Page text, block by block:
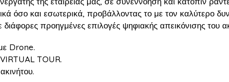
όσο και εσωτερικά, προβάλλοντας το με τον καλύτερο
προηγμένες επιλογές ψηφιακής απεικόνισης του
Drone.
TOUR.